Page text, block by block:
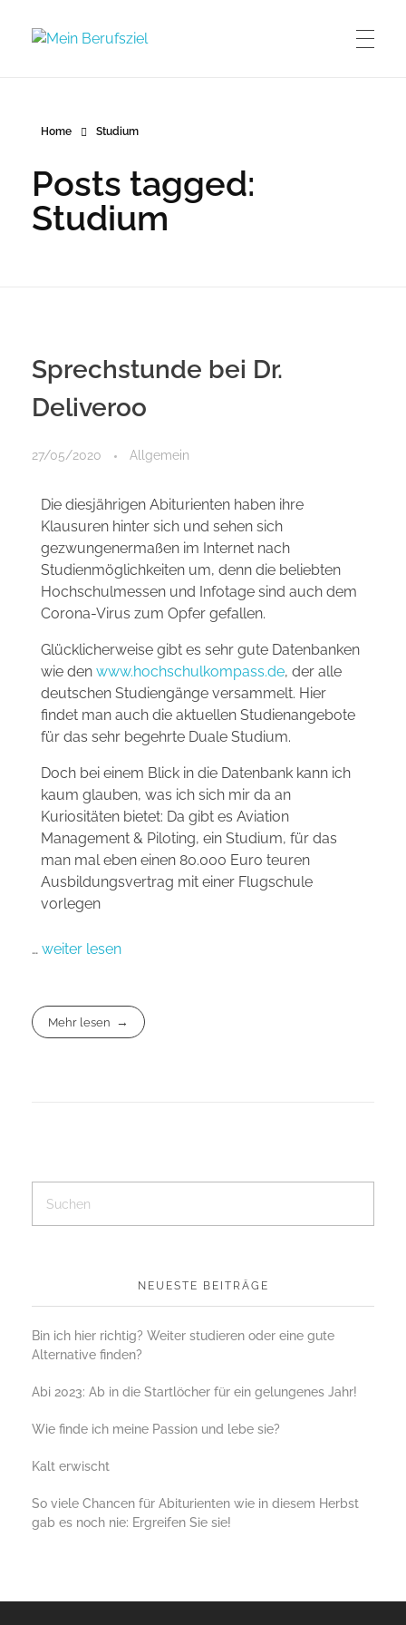
Home Studium
Posts tagged:
Studium
Sprechstunde bei Dr.
Deliveroo
27/05/2020 Allgemein
Die diesjährigen Abiturienten haben ihre
Klausuren hinter sich und sehen sich
gezwungenermaßen im Internet nach
Studienmöglichkeiten um, denn die beliebten
Hochschulmessen und Infotage sind auch dem
Corona-Virus zum Opfer gefallen.
Glücklicherweise gibt es sehr gute Datenbanken
wie den www.hochschulkompass.de, der alle
deutschen Studiengänge versammelt. Hier
findet man auch die aktuellen Studienangebote
für das sehr begehrte Duale Studium.
Doch bei einem Blick in die Datenbank kann ich
kaum glauben, was ich sich mir da an
Kuriositäten bietet: Da gibt es Aviation
Management & Piloting, ein Studium, für das
man mal eben einen 80.000 Euro teuren
Ausbildungsvertrag mit einer Flugschule
vorlegen
… weiter lesen
Mehr lesen
NEUESTE BEITRÄGE
Bin ich hier richtig? Weiter studieren oder eine gute
Alternative finden?
Abi 2023: Ab in die Startlöcher für ein gelungenes Jahr!
Wie finde ich meine Passion und lebe sie?
Kalt erwischt
So viele Chancen für Abiturienten wie in diesem Herbst
gab es noch nie: Ergreifen Sie sie!